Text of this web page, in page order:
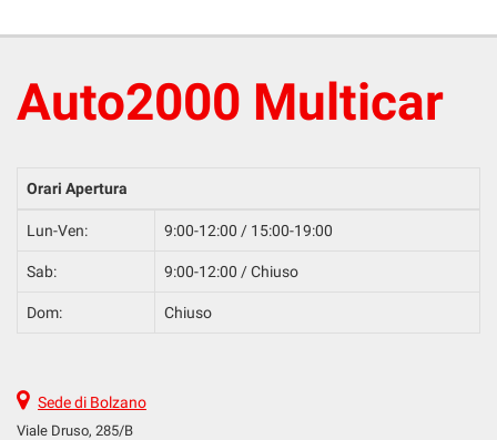
Auto2000 Multicar
Orari Apertura
Lun-Ven: 9:00-12:00 / 15:00-19:00
Sab: 9:00-12:00 / Chiuso
Dom: Chiuso
Sede di Bolzano
Viale Druso, 285/B